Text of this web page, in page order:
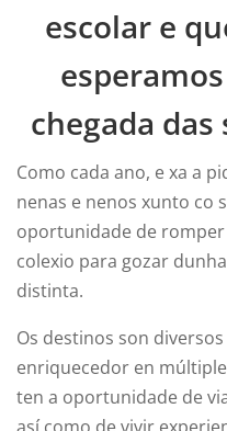
escolar e
chegada
Como cada ano, e xa a
nenas e nenos xunto co
oportunidade de
colexio para gozar
distinta.
Os destinos son
enriquecedor en
ten a oportunidade de